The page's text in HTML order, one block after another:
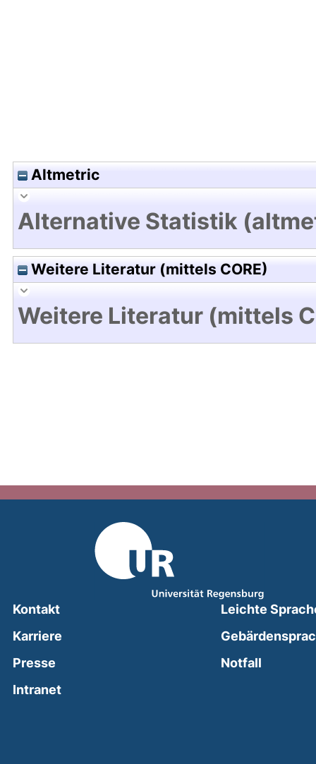
Altmetric
Alternative Statistik
Weitere Literatur (mittels CORE)
Weitere Literatur (mittels
Kontakt
Karriere
Presse
Intranet(external link, opens in a new window)
Leichte
Notfall